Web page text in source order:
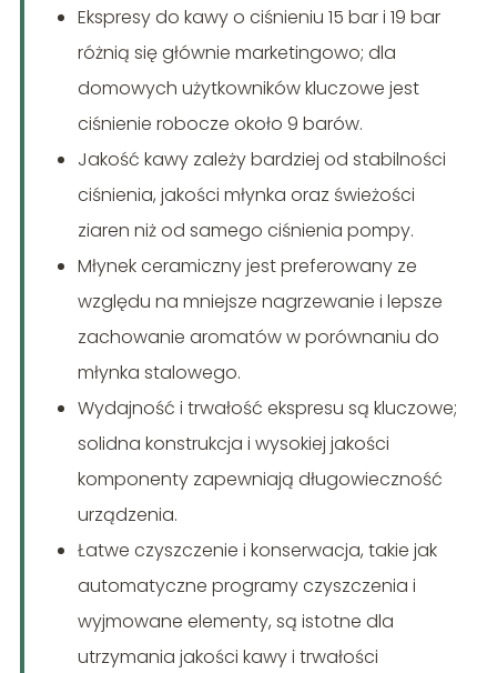
Ekspresy do kawy o ciśnieniu 15 bar i 19 bar
różnią się głównie marketingowo; dla
domowych użytkowników kluczowe jest
ciśnienie robocze około 9 barów.
Jakość kawy zależy bardziej od stabilności
ciśnienia, jakości młynka oraz świeżości
ziaren niż od samego ciśnienia pompy.
Młynek ceramiczny jest preferowany ze
względu na mniejsze nagrzewanie i lepsze
zachowanie aromatów w porównaniu do
młynka stalowego.
Wydajność i trwałość ekspresu są kluczowe;
solidna konstrukcja i wysokiej jakości
komponenty zapewniają długowieczność
urządzenia.
Łatwe czyszczenie i konserwacja, takie jak
automatyczne programy czyszczenia i
wyjmowane elementy, są istotne dla
utrzymania jakości kawy i trwałości